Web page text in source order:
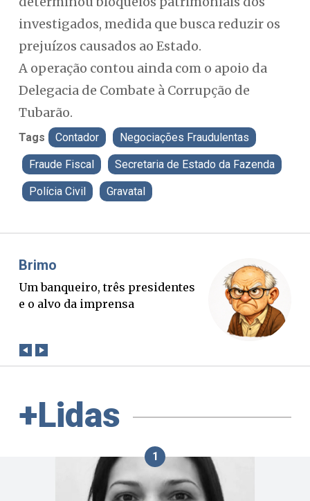
investigados, medida que busca reduzir os
prejuízos causados ao Estado.
A operação contou ainda com o apoio da
Delegacia de Combate à Corrupção de
Tubarão.
Tags Contador Negociações Fraudulentas
Fraude Fiscal Secretaria de Estado da Fazenda
Polícia Civil Gravatal
Misael Elias
O Boato corre mais rápido que a
verdade. Mas quem paga a
+Lidas
1